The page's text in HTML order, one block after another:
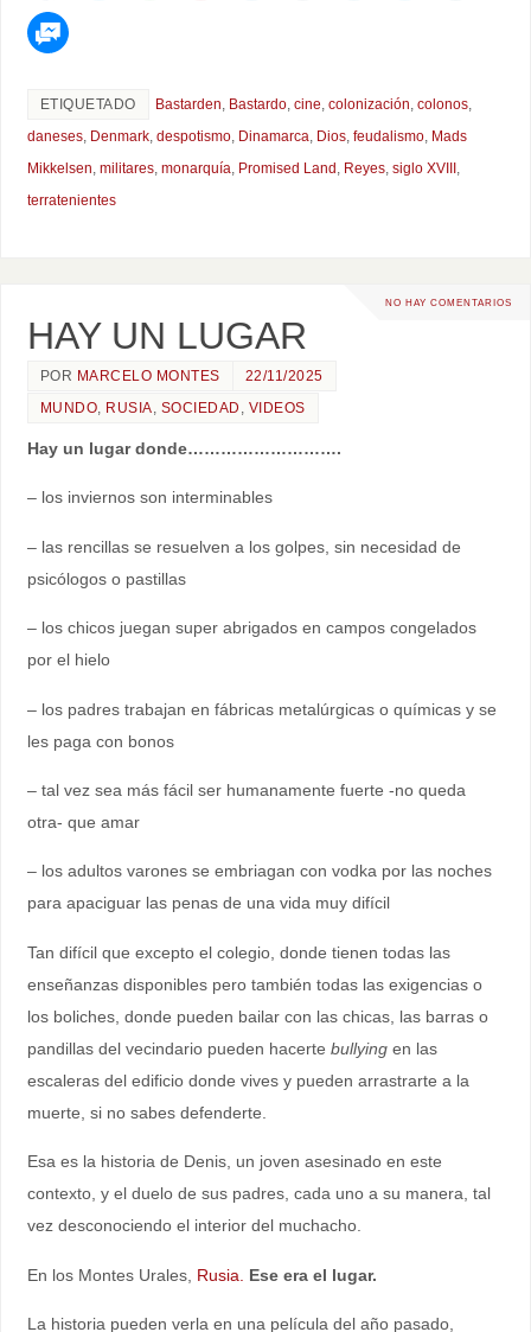
ETIQUETADO Bastarden, Bastardo, cine, colonización, colonos,
daneses, Denmark, despotismo, Dinamarca, Dios, feudalismo, Mads
Mikkelsen, militares, monarquía, Promised Land , Reyes, siglo XVIII
,
terratenientes
NO HAY COMENTARIOS
HAY UN LUGAR
POR MARCELO MONTES
22/11/2025
MUNDO, RUSIA, SOCIEDAD , VIDEOS
Hay un lugar donde……………………….
– los inviernos son interminables
– las rencillas se resuelven a los golpes, sin necesidad de
psicólogos o pastillas
– los chicos juegan super abrigados en campos congelados
por el hielo
– los padres trabajan en fábricas metalúrgicas o químicas y se
les paga con bonos
– tal vez sea más fácil ser humanamente fuerte -no queda
otra- que amar
– los adultos varones se embriagan con vodka por las noches
para apaciguar las penas de una vida muy difícil
Tan difícil que excepto el colegio, donde tienen todas las
enseñanzas disponibles pero también todas las exigencias o
los boliches, donde pueden bailar con las chicas, las barras o
pandillas del vecindario pueden hacerte bullyingen las
escaleras del edificio donde vives y pueden arrastrarte a la
muerte, si no sabes defenderte.
Esa es la historia de Denis, un joven asesinado en este
contexto, y el duelo de sus padres, cada uno a su manera, tal
vez desconociendo el interior del muchacho.
En los Montes Urales, Rusia. Ese era el lugar.
La historia pueden verla en una película del año pasado,